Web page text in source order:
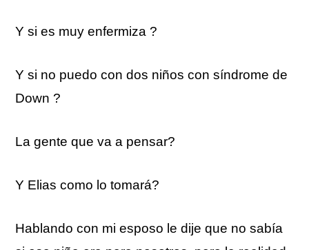
Y si es muy enfermiza ?
Y si no puedo con dos niños con síndrome de
Down ?
La gente que va a pensar?
Y Elias como lo tomará?
Hablando con mi esposo le dije que no sabía